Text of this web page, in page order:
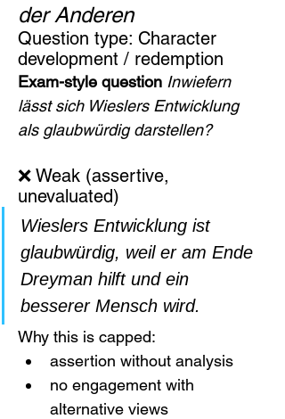
der Anderen
Question type: Character
development / redemption
Exam-style question Inwiefern
lässt sich Wieslers Entwicklung
als glaubwürdig darstellen?
❌ Weak (assertive,
unevaluated)
Wieslers Entwicklung ist
glaubwürdig, weil er am Ende
Dreyman hilft und ein
besserer Mensch wird.
Why this is capped:
assertion without analysis
no engagement with
alternative views